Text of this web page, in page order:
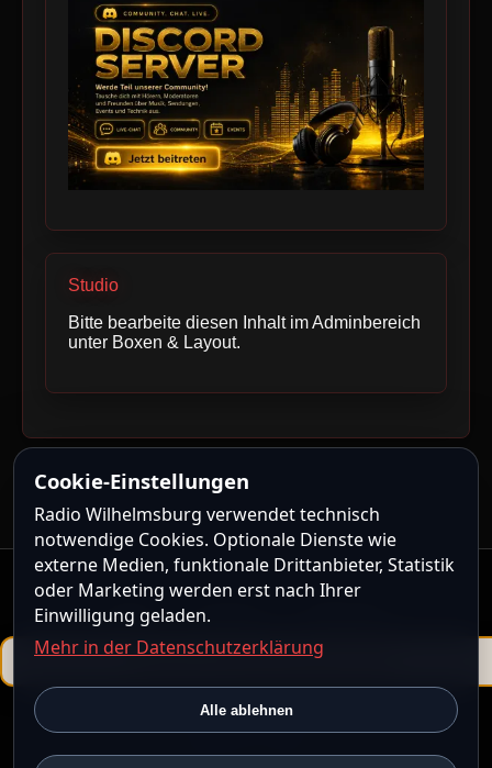
Studio
Bitte bearbeite diesen Inhalt im Adminbereich
unter Boxen & Layout.
Powered byShoutcastMedia CMS
ShoutcastMedia CMS steht unter der
Community License.
Cookie-Einstellungen
Radio Wilhelmsburg verwendet technisch
notwendige Cookies. Optionale Dienste wie
externe Medien, funktionale Drittanbieter, Statistik
oder Marketing werden erst nach Ihrer
Einwilligung geladen.
Mehr in der Datenschutzerklärung
Alle ablehnen